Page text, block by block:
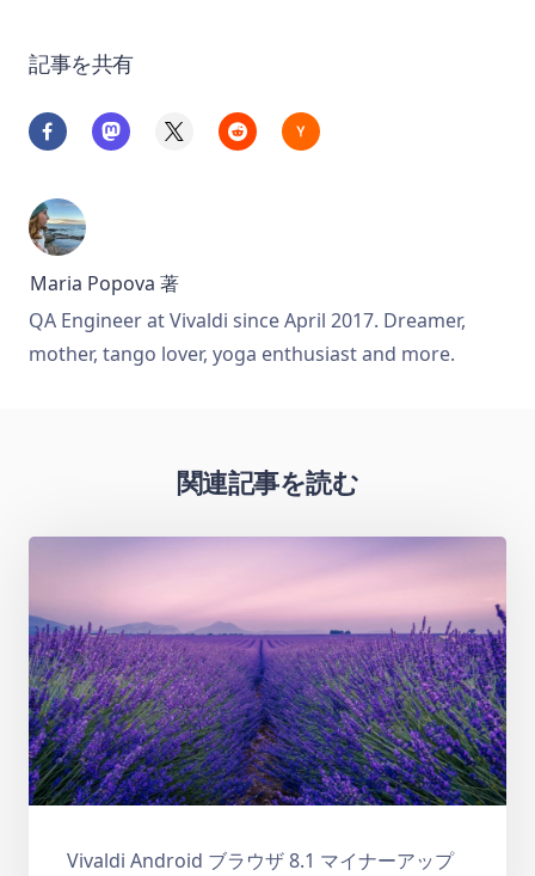
記事を共有
Maria Popova 著
QA Engineer at Vivaldi since April 2017. Dreamer,
mother, tango lover, yoga enthusiast and more.
関連記事を読む
Vivaldi Android ブラウザ 8.1 マイナーアップ